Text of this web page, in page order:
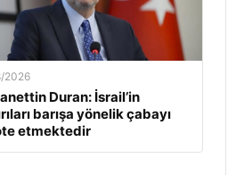
2026
Duran: İsrail’in
barışa yönelik çabayı
etmektedir